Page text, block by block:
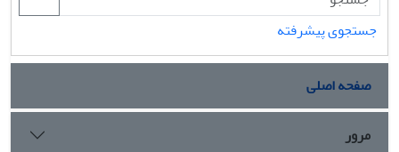
جستجوی پیشرفته
صفحه اصلی
مرور